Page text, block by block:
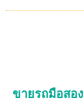
ขายรถมือสอ